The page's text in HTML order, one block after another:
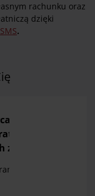
rachunku oraz
dzięki
.
z logo
zakupów.
Bank zrobił